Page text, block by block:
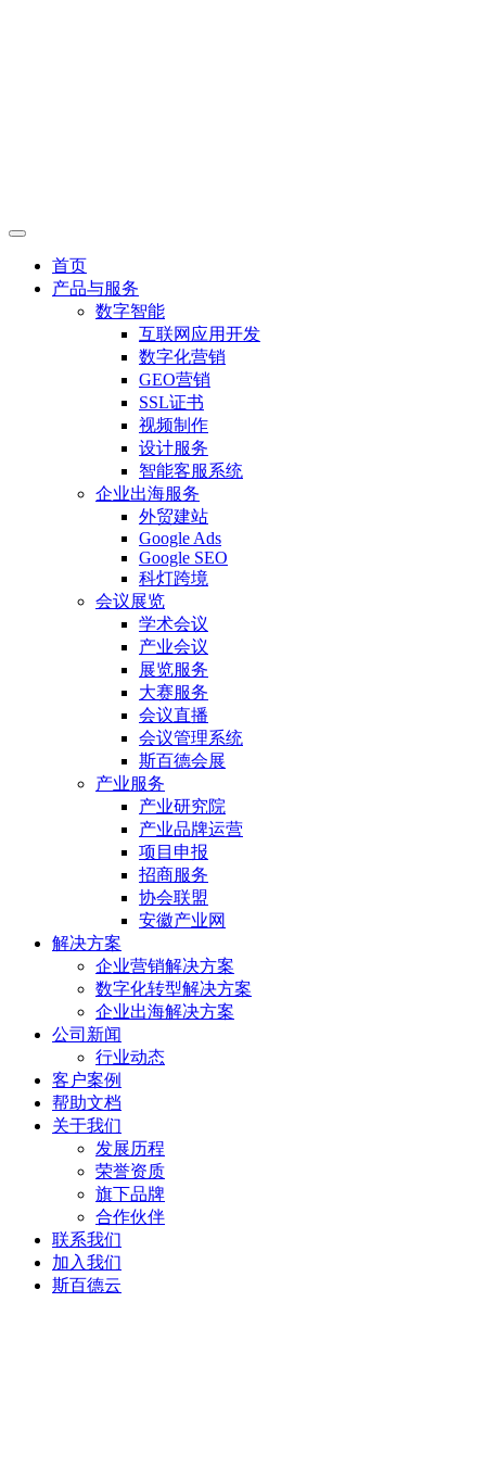
首页
产品与服务
数字智能
互联网应用开发
数字化营销
GEO营销
SSL证书
视频制作
设计服务
智能客服系统
企业出海服务
外贸建站
Google Ads
Google SEO
科灯跨境
会议展览
学术会议
产业会议
展览服务
大赛服务
会议直播
会议管理系统
斯百德会展
产业服务
产业研究院
产业品牌运营
项目申报
招商服务
协会联盟
安徽产业网
解决方案
企业营销解决方案
数字化转型解决方案
企业出海解决方案
公司新闻
行业动态
客户案例
帮助文档
关于我们
发展历程
荣誉资质
旗下品牌
合作伙伴
联系我们
加入我们
斯百德云